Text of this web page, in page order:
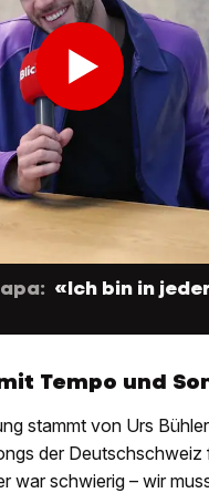
«Ich bin in
Tempo und
stammt von Urs
der Deutschschweiz
war schwierig – wir